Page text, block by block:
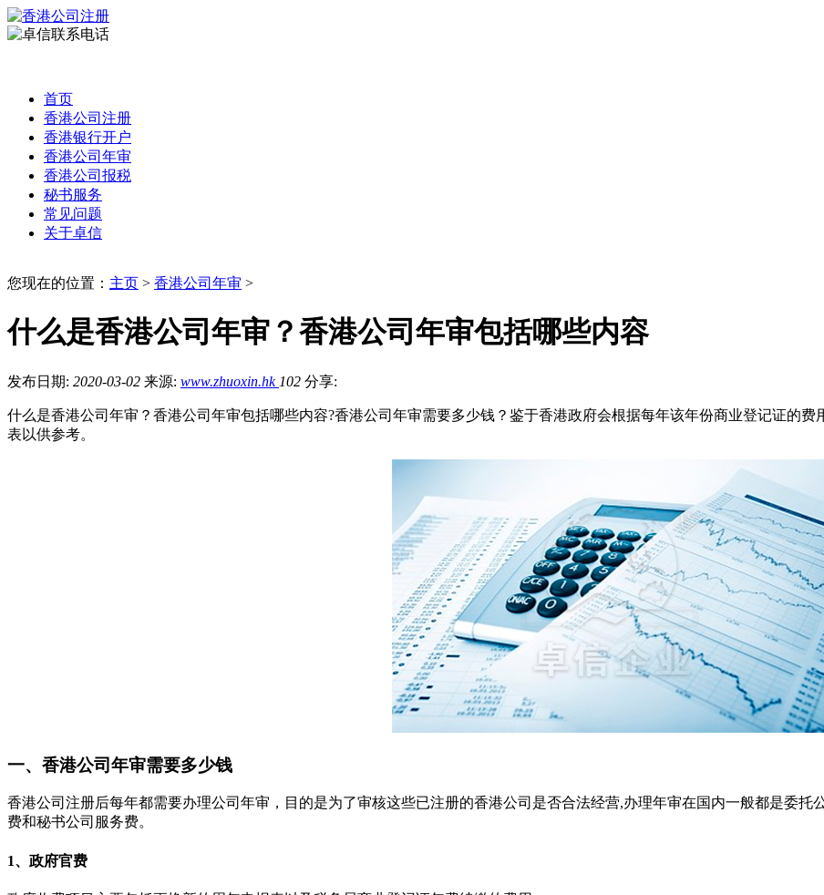
首页
香港公司注册
香港银行开户
香港公司年审
香港公司报税
秘书服务
常见问题
关于卓信
您现在的位置： 主页 > 香港公司年审 >
什么是香港公司年审？香港公司年审包括哪些内容
发布日期: 2020-03-02 来源: www.zhuoxin.hk 102 分享:
什么是香港公司年审？香港公司年审包括哪些内容?香港公司年审需要多少钱？鉴于香港政府会根据每年该年份商业登记证的
表以供参考。
一、香港公司年审需要多少钱
香港公司注册后每年都需要办理公司年审，目的是为了审核这些已注册的香港公司是否合法经营,办理年审在国内一般都是委
费和秘书公司服务费。
1、政府官费